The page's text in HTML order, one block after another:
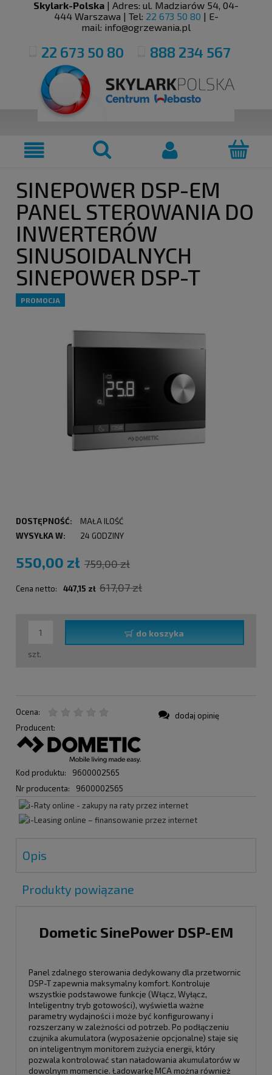
Skylark-Polska | Adres: ul. Madziarów 54, 04-
444 Warszawa | Tel: 22 673 50 80 | E-
mail: info@ogrzewania.pl
22 673 50 80 888 234 567
SINEPOWER DSP-EM
PANEL STEROWANIA DO
INWERTERÓW
SINUSOIDALNYCH
SINEPOWER DSP-T
PROMOCJA
DOSTĘPNOŚĆ:
MAŁA ILOŚĆ
WYSYŁKA W:
24 GODZINY
550,00 zł 759,00 zł
Cena netto: 447,15 zł 617,07 zł
szt.
do koszyka
Ocena:
Producent:
Kod produktu:
9600002565
Nr producenta:
9600002565
dodaj opinię
Opis
Produkty powiązane
Dometic SinePower DSP-EM
Panel zdalnego sterowania dedykowany dla przetwornic
DSP-T zapewnia maksymalny komfort. Kontroluje
wszystkie podstawowe funkcje (Włącz, Wyłącz,
Inteligentny tryb gotowości), wyświetla ważne
parametry wydajności i może być konfigurowany i
rozszerzany w zależności od potrzeb. Po podłączeniu
czujnika akumulatora (wyposażenie opcjonalne) staje się
on inteligentnym monitorem zużycia energii, który
pozwala kontrolować stan naładowania akumulatorów w
dowolnym momencie. Ładowarkę MCA można również